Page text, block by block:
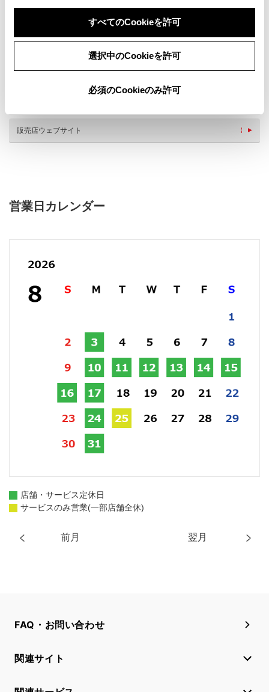
すべてのCookieを許可
選択中のCookieを許可
必須のCookieのみ許可
バリアフリー/フラットフロ
バリアフリー/多目的駐車場
フリードリンク WiFi
子供110番
各種損害保険
販売店ウェブサイト
営業日カレンダー
前月 翌月
店舗・サービス定休日
サービスのみ営業(一部店舗全休)
FAQ・お問い合わせ
関連サイト